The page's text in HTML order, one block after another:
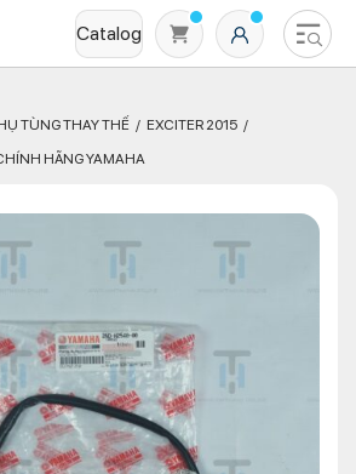
Catalog
sản phẩm nào trong giỏ hàng
TÙNG THAY THẾ
EXCITER 2015
HÃNG YAMAHA